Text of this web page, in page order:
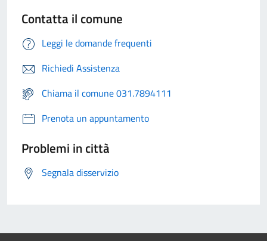
Contatta il comune
Leggi le domande frequenti
Richiedi Assistenza
Chiama il comune 031.7894111
Prenota un appuntamento
Problemi in città
Segnala disservizio